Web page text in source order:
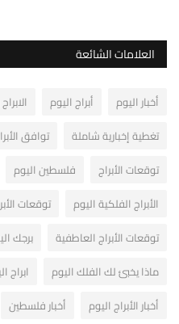
العلامات الشائعة
أخبار اليوم أبراج اليوم
تغطية إخبارية شاملة
توافق
توقعات الأبراج
فلسطين اليوم
الأبراج الفلكية اليوم
توقعات
توقعات الأبراج العاطفية
برجك
ماذا يخبئ لك الفلك اليوم
ابراج
أخبار الأبراج اليوم
أخبار فلسطين